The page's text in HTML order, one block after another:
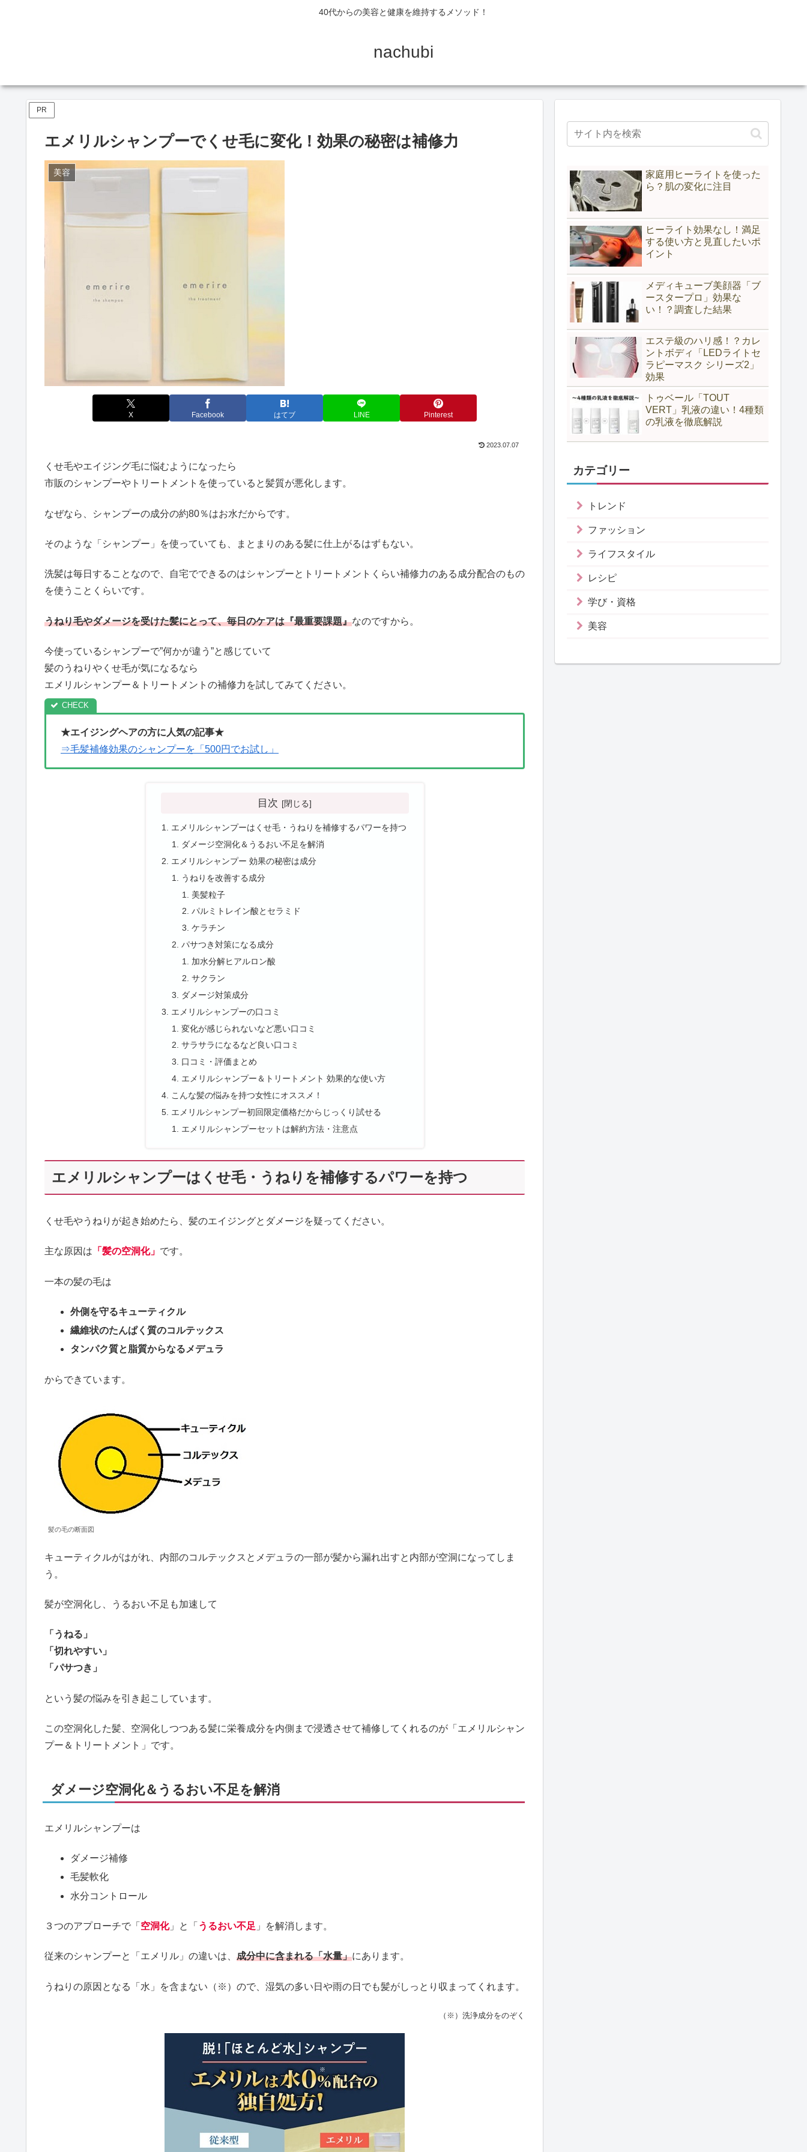
40代からの美容と健康を維持するメソッド！
nachubi
PR
エメリルシャンプーでくせ毛に変化！効果の秘密は補修力
美容
X Facebook はてブ LINE Pinterest
2023.07.07
くせ毛やエイジング毛に悩むようになったら
市販のシャンプーやトリートメントを使っていると髪質が悪化します。
なぜなら、シャンプーの成分の約80％はお水だからです。
そのような「シャンプー」を使っていても、まとまりのある髪に仕上がるはずもない。
洗髪は毎日することなので、自宅でできるのはシャンプーとトリートメントくらい補修力のある成分配合のもの
を使うことくらいです。
うねり毛やダメージを受けた髪にとって、毎日のケアは『最重要課題』なのですから。
今使っているシャンプーで”何かが違う”と感じていて
髪のうねりやくせ毛が気になるなら
エメリルシャンプー＆トリートメントの補修力を試してみてください。
★エイジングヘアの方に人気の記事★
⇒毛髪補修効果のシャンプーを「500円でお試し」
目次
エメリルシャンプーはくせ毛・うねりを補修するパワーを持つ
ダメージ空洞化＆うるおい不足を解消
エメリルシャンプー 効果の秘密は成分
うねりを改善する成分
美髪粒子
パルミトレイン酸とセラミド
ケラチン
パサつき対策になる成分
加水分解ヒアルロン酸
サクラン
ダメージ対策成分
エメリルシャンプーの口コミ
変化が感じられないなど悪い口コミ
サラサラになるなど良い口コミ
口コミ・評価まとめ
エメリルシャンプー＆トリートメント 効果的な使い方
こんな髪の悩みを持つ女性にオススメ！
エメリルシャンプー初回限定価格だからじっくり試せる
エメリルシャンプーセットは解約方法・注意点
エメリルシャンプーはくせ毛・うねりを補修するパワーを持つ
くせ毛やうねりが起き始めたら、髪のエイジングとダメージを疑ってください。
主な原因は 「髪の空洞化」 です。
一本の髪の毛は
外側を守るキューティクル
繊維状のたんぱく質のコルテックス
タンパク質と脂質からなるメデュラ
からできています。
髪の毛の断面図
キューティクルがはがれ、内部のコルテックスとメデュラの一部が髪から漏れ出すと内部が空洞になってしま
う。
髪が空洞化し、うるおい不足も加速して
「うねる」
「切れやすい」
「パサつき」
という髪の悩みを引き起こしています。
この空洞化した髪、空洞化しつつある髪に栄養成分を内側まで浸透させて補修してくれるのが「エメリルシャン
プー＆トリートメント
」です。
ダメージ空洞化＆うるおい不足を解消
エメリルシャンプーは
ダメージ補修
毛髪軟化
水分コントロール
３つのアプローチで「 空洞化」と「 うるおい不足 」を解消します。
従来のシャンプーと「エメリル」の違いは、 成分中に含まれる「水量」にあります。
うねりの原因となる「水」を含まない（※）ので、湿気の多い日や雨の日でも髪がしっとり収まってくれます。
（※）洗浄成分をのぞく
家庭用ヒーライトを使った
ら？肌の変化に注目
ヒーライト効果なし！満足
する使い方と見直したいポ
イント
メディキューブ美顔器「ブ
ースタープロ」効果な
い！？調査した結果
エステ級のハリ感！？カレ
ントボディ「LEDライトセ
ラピーマスク シリーズ2」
効果
トゥベール「TOUT
VERT」乳液の違い！4種類
の乳液を徹底解説
カテゴリー
トレンド
ファッション
ライフスタイル
レシピ
学び・資格
美容